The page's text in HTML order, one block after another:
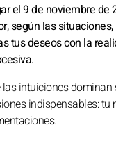
el 9 de noviembre
según las
tus deseos con la
intuiciones
indispensables: